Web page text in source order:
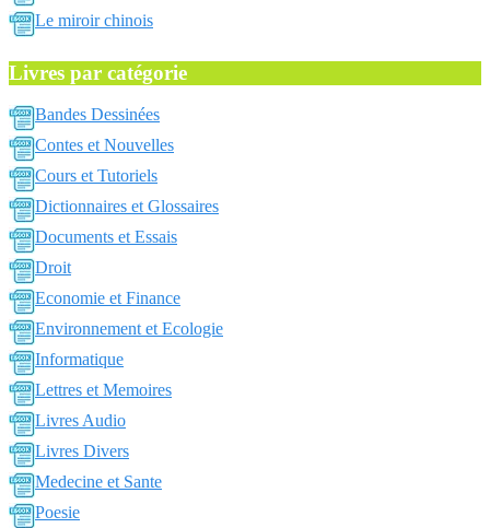
Le miroir chinois
Livres par catégorie
Bandes Dessinées
Contes et Nouvelles
Cours et Tutoriels
Dictionnaires et Glossaires
Documents et Essais
Droit
Economie et Finance
Environnement et Ecologie
Informatique
Lettres et Memoires
Livres Audio
Livres Divers
Medecine et Sante
Poesie